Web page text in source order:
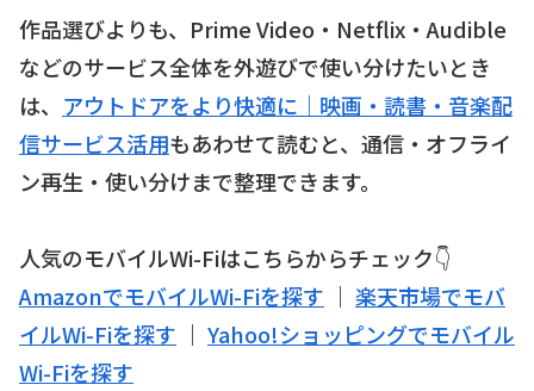
作品選びよりも、Prime Video・Netflix・Audible
などのサービス全体を外遊びで使い分けたいとき
は、 アウトドアをより快適に｜映画・読書・音楽配
信サービス活用もあわせて読むと、通信・オフライ
ン再生・使い分けまで整理できます。
人気のモバイルWi-Fiはこちらからチェック👇
AmazonでモバイルWi-Fiを探す ｜ 楽天市場でモバ
イルWi-Fiを探す ｜ Yahoo!ショッピングでモバイル
Wi-Fiを探す